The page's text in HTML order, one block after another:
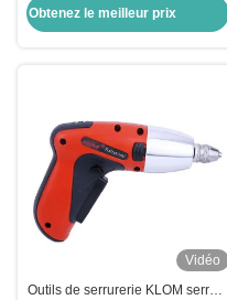
outils de crochetage de serrure
Obtenez le meilleur prix
Vidéo
Outils de serrurerie KLOM serrure